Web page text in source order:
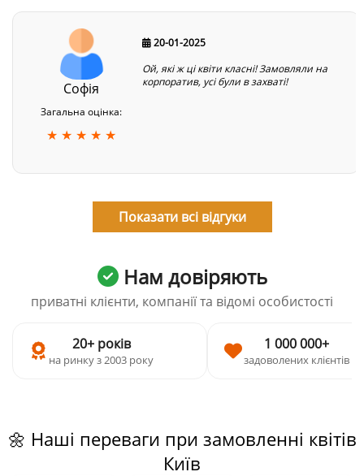
Софія
Загальна оцінка:
★ ★ ★ ★ ★
20-01-2025
Ой, які ж ці квіти класні! Замовляли на
корпоратив, усі були в захваті!
Показати всі відгуки
Нам довіряють
приватні клієнти, компанії та відомі особистості
20+ років
на ринку з 2003 року
1 000 000+
задоволених клієнтів
🌼 Наші переваги при замовленні квітів
Київ